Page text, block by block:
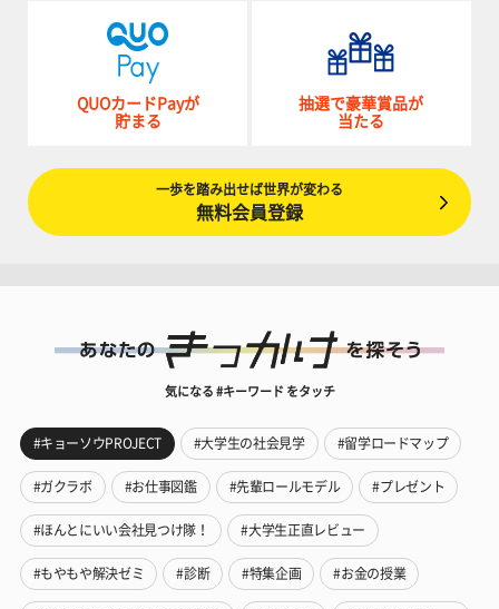
QUOカードPayが
貯まる
抽選で豪華賞品が
当たる
一歩を踏み出せば世界が変わる
無料会員登録
気になる #キーワード をタッチ
#キョーソウPROJECT #大学生の社会見学 #留学ロードマップ
#ガクラボ #お仕事図鑑 #先輩ロールモデル #プレゼント
#ほんとにいい会社見つけ隊！ #大学生正直レビュー
#もやもや解決ゼミ #診断 #特集企画 #お金の授業